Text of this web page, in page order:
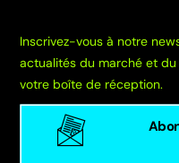
Inscrivez-vous à notre
actualités du marché et
votre boîte de réception.